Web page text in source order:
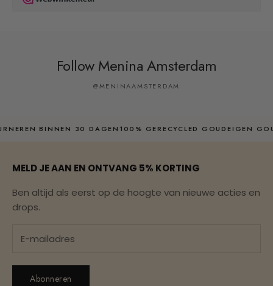
Follow Menina Amsterdam
@MENINAAMSTERDAM
BINNEN 30 DAGEN100% GERECYCLED GOUDEIGEN
MELD JE AAN EN ONTVANG 5% KORTING
Ben altijd als eerst op de hoogte van nieuwe acties en
drops.
Abonneren